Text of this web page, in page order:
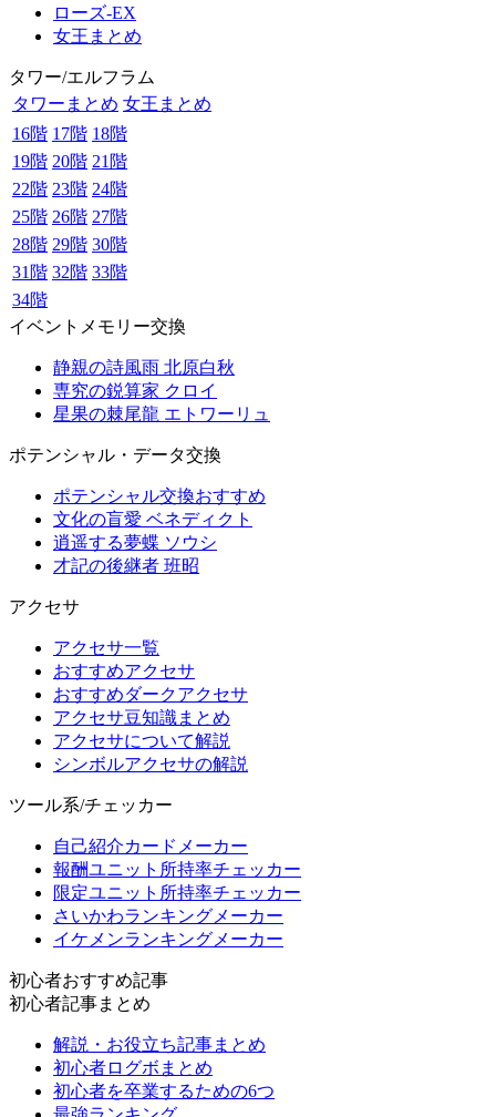
ローズ-EX
女王まとめ
タワー/エルフラム
タワーまとめ 女王まとめ
16階 17階 18階
19階 20階 21階
22階 23階 24階
25階 26階 27階
28階 29階 30階
31階 32階 33階
34階
イベントメモリー交換
静親の詩風雨 北原白秋
専究の鋭算家 クロイ
星果の棘尾龍 エトワーリュ
ポテンシャル・データ交換
ポテンシャル交換おすすめ
文化の盲愛 ベネディクト
逍遥する夢蝶 ソウシ
才記の後継者 班昭
アクセサ
アクセサ一覧
おすすめアクセサ
おすすめダークアクセサ
アクセサ豆知識まとめ
アクセサについて解説
シンボルアクセサの解説
ツール系/チェッカー
自己紹介カードメーカー
報酬ユニット所持率チェッカー
限定ユニット所持率チェッカー
さいかわランキングメーカー
イケメンランキングメーカー
初心者おすすめ記事
初心者記事まとめ
解説・お役立ち記事まとめ
初心者ログボまとめ
初心者を卒業するための6つ